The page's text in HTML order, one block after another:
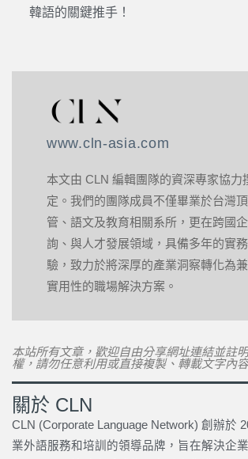
韓語的關鍵推手！
www.cln-asia.com
本文由 CLN 編輯團隊的資深專家協力
定。我們的團隊成員不僅畢業於台灣
管、語文及教育相關系所，更在跨國
詢、與人才發展領域，具備多年的實
驗，致力於將深厚的產業洞察轉化為
實用性的職場解決方案。
本站所有文章，歡迎自由分享網址連結並註
權，請勿任意利用或直接複製、轉載文字內
關於 CLN
CLN (Corporate Language Network) 創辦於
業外語服務和培訓的領導品牌，旨在解決企